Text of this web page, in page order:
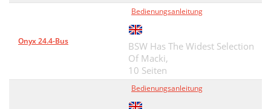
Onyx 24.4-Bus
Bedienungsanleitung
BSW Has The Widest Selection
Of Macki,
10 Seiten
Bedienungsanleitung